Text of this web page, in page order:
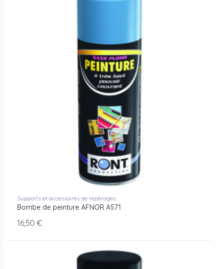
Supports et accessoires de repérages
Bombe de peinture AFNOR A571
16,50 €